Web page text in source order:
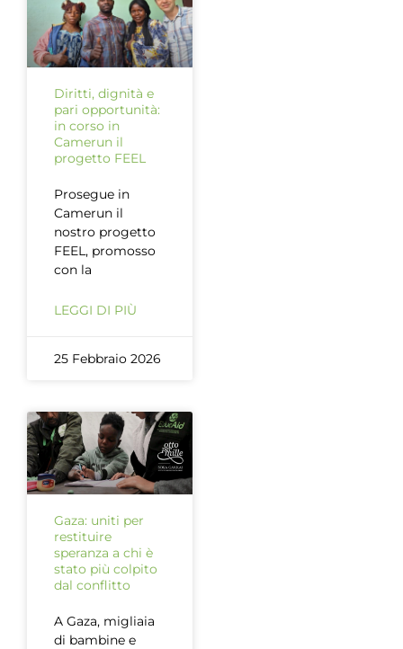
Diritti, dignità e
pari opportunità:
in corso in
Camerun il
progetto FEEL
Prosegue in
Camerun il
nostro progetto
FEEL, promosso
con la
LEGGI DI PIÙ
25 Febbraio 2026
Gaza: uniti per
restituire
speranza a chi è
stato più colpito
dal conflitto
A Gaza, migliaia
di bambine e